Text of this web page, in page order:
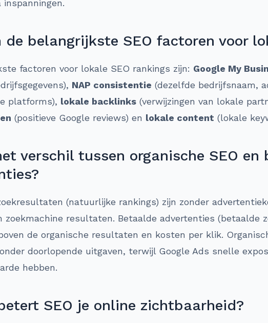
de belangrijkste SEO factoren voor
factoren voor lokale SEO rankings zijn: Google My
NAP consistentie (dezelfde bedrijfsnaam,
platforms), lokale backlinks (verwijzingen van lokale
(positieve Google reviews) en lokale content (lokale
verschil tussen organische SEO en
(natuurlijke rankings) zijn zonder
zoekmachine resultaten. Betaalde advertenties (betaalde
de organische resultaten en kosten per klik.
doorlopende uitgaven, terwijl Google Ads snelle
hebben.
SEO je online zichtbaarheid?